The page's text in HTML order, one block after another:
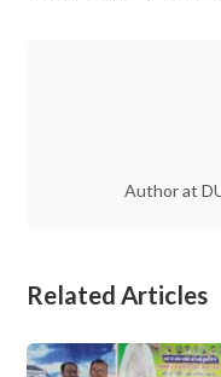
Author at
Related Articles